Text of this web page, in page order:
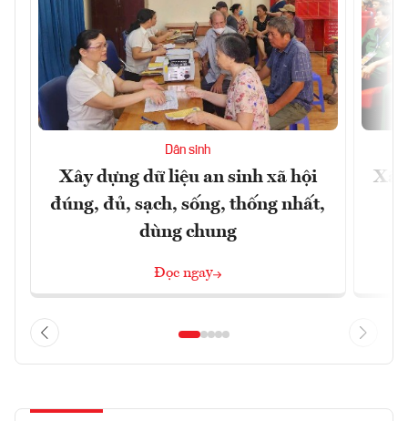
Dân sinh
Xây dựng dữ liệu an sinh xã hội
đúng, đủ, sạch, sống, thống nhất,
dùng chung
Đọc ngay